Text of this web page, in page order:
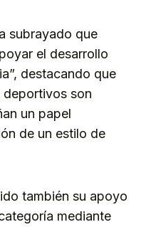
subrayado que
el desarrollo
destacando que
deportivos son
un papel
de un estilo de
también su apoyo
mediante